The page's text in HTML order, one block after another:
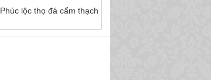
Phúc lộc thọ đá cẩm thạch